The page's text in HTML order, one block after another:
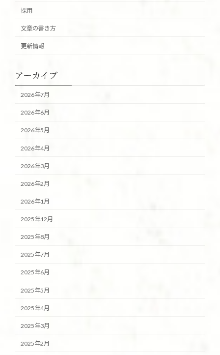
採用
文章の書き方
更新情報
アーカイブ
2026年7月
2026年6月
2026年5月
2026年4月
2026年3月
2026年2月
2026年1月
2025年12月
2025年8月
2025年7月
2025年6月
2025年5月
2025年4月
2025年3月
2025年2月